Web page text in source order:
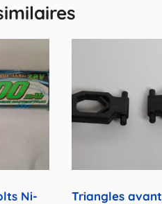
Ni-
Triangles avant